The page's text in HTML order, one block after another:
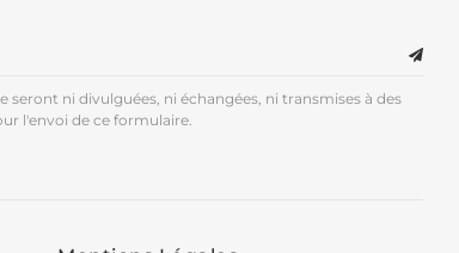
ni divulguées, ni échangées, ni transmises à des
l'envoi de ce formulaire.